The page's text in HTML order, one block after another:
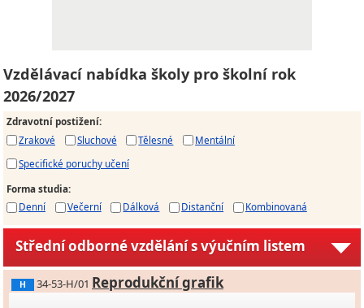
Vzdělávací nabídka školy pro školní rok
2026/2027
Zdravotní postižení:
Zrakové
Sluchové Tělesné
Mentální
Specifické poruchy učení
Forma studia:
Denní
Večerní Dálková Distanční Kombinovaná
Střední odborné vzdělání s výučním listem
H 34-53-H/01 Reprodukční grafik